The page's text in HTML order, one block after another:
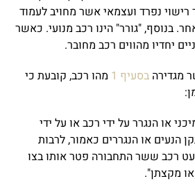
רישוי נפרד ועצמאי אשר מחויב לעמוד
בנוסף, "גורר" הינו רכב מנועי. כאשר
יחדיו מהווים רכב מחובר.
מגדירה בסעיף 1
מהו רכב, קובעת כי
או הנגרר על ידי רכב או על ידי
הנעים או הנגררים כאמור, לרבות
רכב ששר התחבורה פטר אותו בצו
מקצתן".